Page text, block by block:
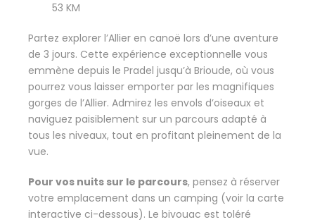
53 KM
Partez explorer l’Allier en canoë lors d’une aventure
de 3 jours. Cette expérience exceptionnelle vous
emmène depuis le Pradel jusqu’à Brioude, où vous
pourrez vous laisser emporter par les magnifiques
gorges de l’Allier. Admirez les envols d’oiseaux et
naviguez paisiblement sur un parcours adapté à
tous les niveaux, tout en profitant pleinement de la
vue.
Pour vos nuits sur le parcours, pensez à réserver
votre emplacement dans un camping (voir la carte
interactive ci-dessous). Le bivouac est toléré